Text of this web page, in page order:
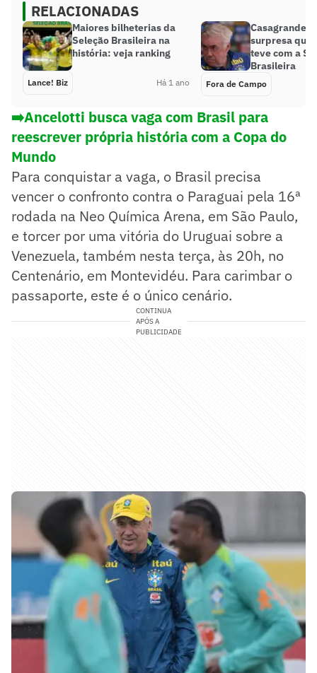
RELACIONADAS
Maiores bilheterias da
Seleção Brasileira na
história: veja ranking
Lance! Biz Há 1 ano
Casagrande
surpresa que
teve com a
Brasileira
Fora de Campo
➡️Ancelotti busca vaga com Brasil para
reescrever própria história com a Copa do
Mundo
Para conquistar a vaga, o Brasil precisa
vencer o confronto contra o Paraguai pela 16ª
rodada na Neo Química Arena, em São Paulo,
e torcer por uma vitória do Uruguai sobre a
Venezuela, também nesta terça, às 20h, no
Centenário, em Montevidéu. Para carimbar o
passaporte, este é o único cenário.
CONTINUA
APÓS A
PUBLICIDADE